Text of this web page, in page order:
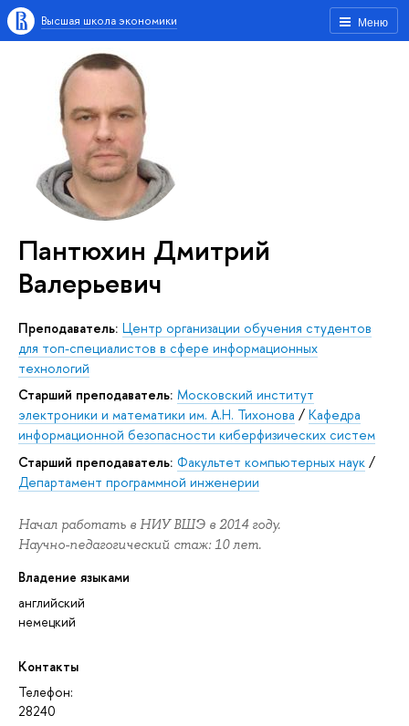
Меню
Высшая школа экономики
Пантюхин Дмитрий
Валерьевич
Преподаватель: Центр организации обучения студентов
для топ-специалистов в сфере информационных
технологий
Старший преподаватель: Московский институт
электроники и математики им. А.Н. Тихонова / Кафедра
информационной безопасности киберфизических систем
Старший преподаватель: Факультет компьютерных наук /
Департамент программной инженерии
Начал работать в НИУ ВШЭ в 2014 году.
Научно-педагогический стаж: 10 лет.
Владение языками
английский
немецкий
Контакты
Телефон:
28240